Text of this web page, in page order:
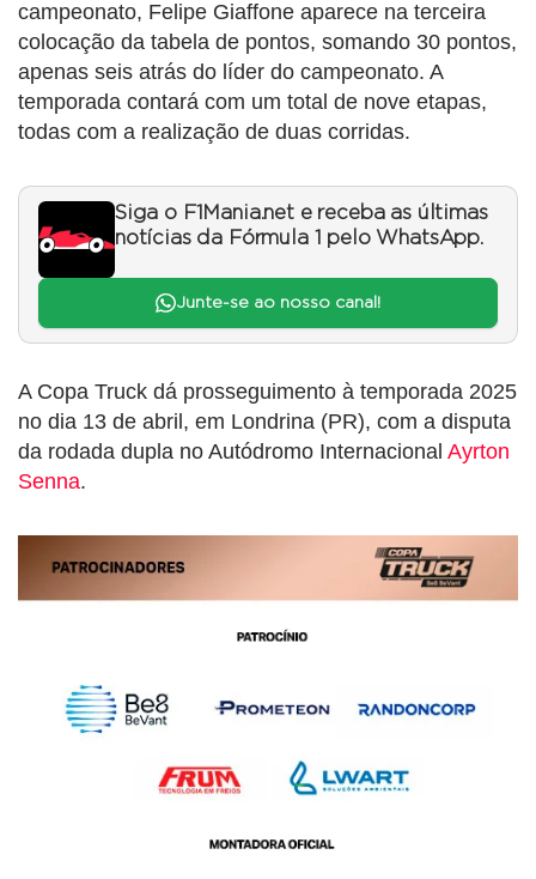
campeonato, Felipe Giaffone aparece na terceira
colocação da tabela de pontos, somando 30 pontos,
apenas seis atrás do líder do campeonato. A
temporada contará com um total de nove etapas,
todas com a realização de duas corridas.
Siga o F1Mania.net e receba as últimas
notícias da Fórmula 1 pelo WhatsApp.
Junte-se ao nosso canal!
A Copa Truck dá prosseguimento à temporada 2025
no dia 13 de abril, em Londrina (PR), com a disputa
da rodada dupla no Autódromo Internacional Ayrton
Senna.